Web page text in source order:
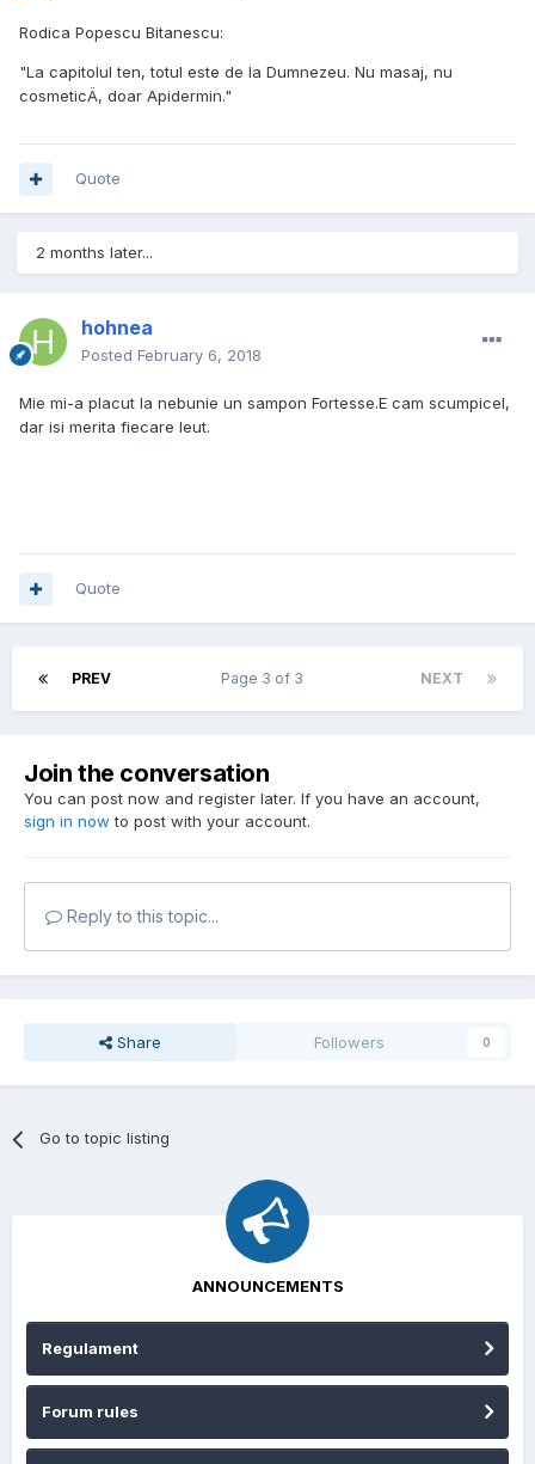
Rodica Popescu Bitanescu:
"La capitolul ten, totul este de la Dumnezeu. Nu masaj, nu
cosmeticÄ, doar Apidermin."
Quote
2 months later...
hohnea
Posted February 6, 2018
Mie mi-a placut la nebunie un sampon Fortesse.E cam scumpicel,
dar isi merita fiecare leut.
Quote
PREV NEXT
Page 3 of 3
Join the conversation
You can post now and register later. If you have an account,
sign in now to post with your account.
Reply to this topic...
Share Followers 0
Go to topic listing
ANNOUNCEMENTS
Regulament
Forum rules